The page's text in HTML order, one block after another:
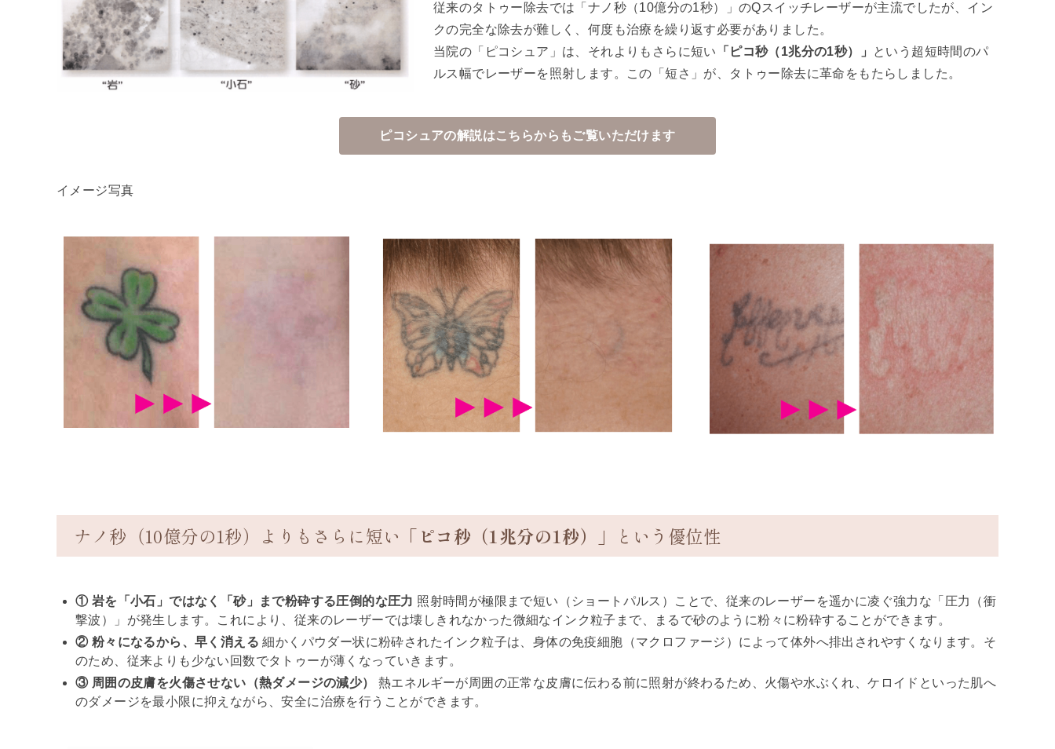
従来のタトゥー除去では「ナノ秒（10億分の1秒）」のQスイッチレーザーが主流でしたが、イン
クの完全な除去が難しく、何度も治療を繰り返す必要がありました。
当院の「ピコシュア」は、それよりもさらに短い
「ピコ秒（1兆分の1秒）」
という超短時間のパ
ルス幅でレーザーを照射します。この「短さ」が、タトゥー除去に革命をもたらしました。
ピコシュアの解説はこちらからもご覧いただけます
イメージ写真
ナノ秒（10億分の1秒）よりもさらに短い「ピコ秒（1兆分の1秒）」 という優位性
① 岩を「小石」ではなく「砂」まで粉砕する圧倒的な圧力 照射時間が極限まで短い（ショートパルス）ことで、従来のレーザーを遥かに凌ぐ強力な「圧力（衝
撃波）」が発生します。これにより、従来のレーザーでは壊しきれなかった微細なインク粒子まで、まるで砂のように粉々に粉砕することができます。
② 粉々になるから、早く消える 細かくパウダー状に粉砕されたインク粒子は、身体の免疫細胞（マクロファージ）によって体外へ排出されやすくなります。そ
のため、従来よりも少ない回数でタトゥーが薄くなっていきます。
③ 周囲の皮膚を火傷させない（熱ダメージの減少）
熱エネルギーが周囲の正常な皮膚に伝わる前に照射が終わるため、火傷や水ぶくれ、ケロイドといった肌へ
のダメージを最小限に抑えながら、安全に治療を行うことができます。